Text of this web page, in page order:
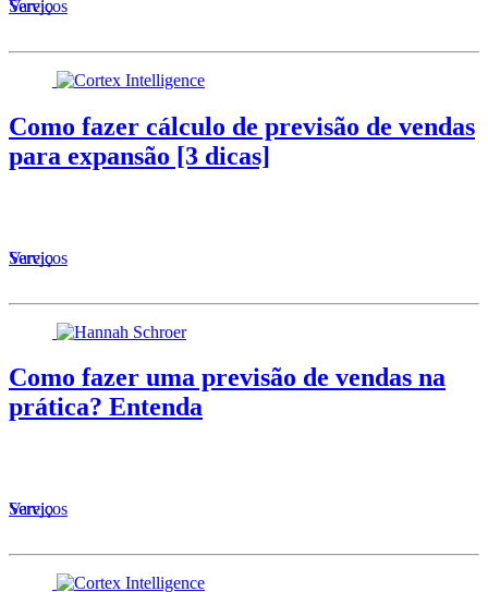
Serviços
Varejo
Como fazer cálculo de previsão de vendas
para expansão [3 dicas]
Serviços
Varejo
Como fazer uma previsão de vendas na
prática? Entenda
Serviços
Varejo